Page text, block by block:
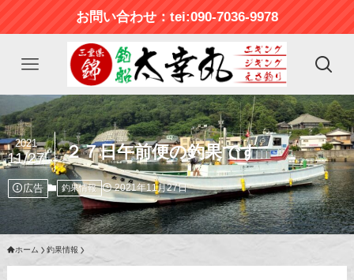
お問い合わせ：tei:090-7036-9978
２７日午前便の釣果です
2021
11/27
広告 釣果情報 2021年11月27日
ホーム 釣果情報